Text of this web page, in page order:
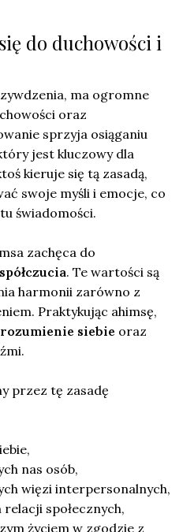
do duchowości i
ma ogromne
oraz
sprzyja osiąganiu
jest kluczowy dla
kieruje się tą zasadą,
swoje myśli i emocje, co
świadomości.
zachęca do
. Te wartości są
harmonii zarówno z
Praktykując ahimsę,
siebie oraz
przez tę zasadę
nas osób,
więzi interpersonalnych,
społecznych,
życiem w zgodzie z